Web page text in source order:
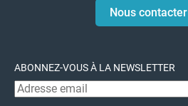
Nous contacter
ABONNEZ-VOUS À LA NEWSLETTER